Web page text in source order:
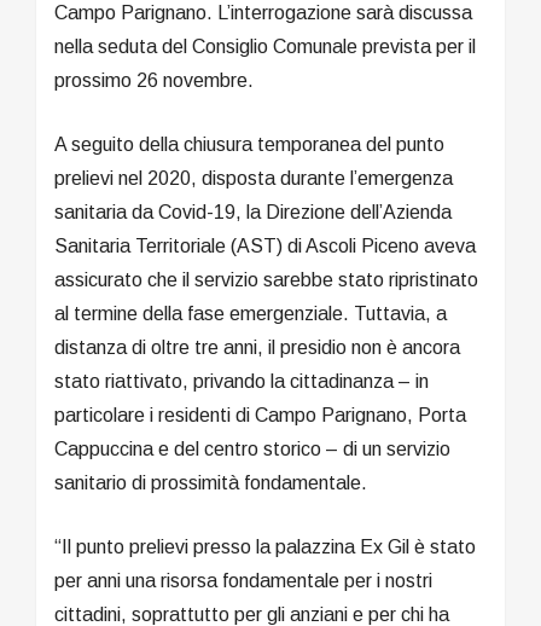
Campo Parignano. L’interrogazione sarà discussa
nella seduta del Consiglio Comunale prevista per il
prossimo 26 novembre.
A seguito della chiusura temporanea del punto
prelievi nel 2020, disposta durante l’emergenza
sanitaria da Covid-19, la Direzione dell’Azienda
Sanitaria Territoriale (AST) di Ascoli Piceno aveva
assicurato che il servizio sarebbe stato ripristinato
al termine della fase emergenziale. Tuttavia, a
distanza di oltre tre anni, il presidio non è ancora
stato riattivato, privando la cittadinanza – in
particolare i residenti di Campo Parignano, Porta
Cappuccina e del centro storico – di un servizio
sanitario di prossimità fondamentale.
“Il punto prelievi presso la palazzina Ex Gil è stato
per anni una risorsa fondamentale per i nostri
cittadini, soprattutto per gli anziani e per chi ha